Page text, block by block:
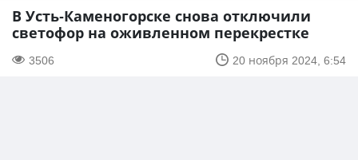
В Усть-Каменогорске снова отключили
светофор на оживленном перекрестке
3506 20 ноября 2024, 6:54